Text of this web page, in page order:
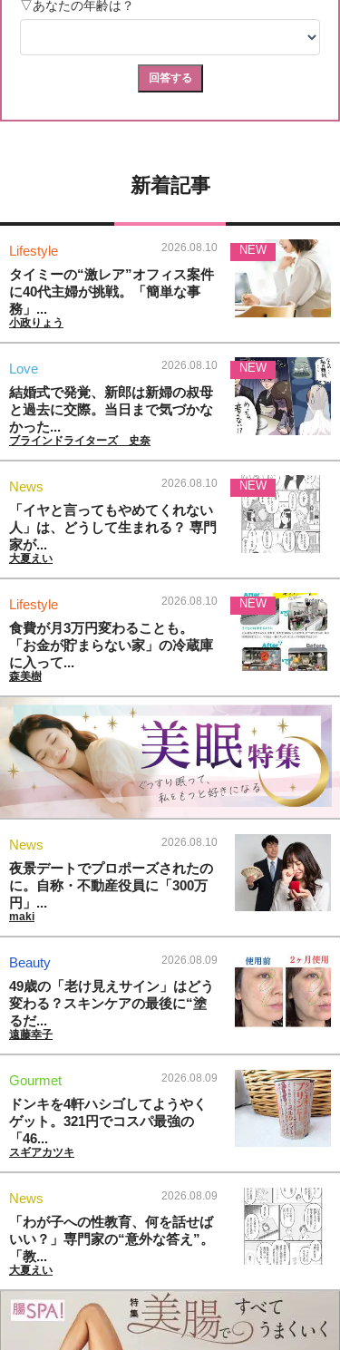
新着記事
Lifestyle 2026.08.10
タイミーの“激レア”オフィス案件
に40代主婦が挑戦。「簡単な事
務」...
小政りょう
NEW
Love 2026.08.10
結婚式で発覚、新郎は新婦の叔母
と過去に交際。当日まで気づかな
かった...
ブラインドライターズ 史奈
NEW
News 2026.08.10
「イヤと言ってもやめてくれない
人」は、どうして生まれる？ 専門
家が...
大夏えい
NEW
Lifestyle 2026.08.10
食費が月3万円変わることも。
「お金が貯まらない家」の冷蔵庫
に入って...
森美樹
NEW
News 2026.08.10
夜景デートでプロポーズされたの
に。自称・不動産役員に「300万
円」...
maki
Beauty 2026.08.09
49歳の「老け見えサイン」はどう
変わる？スキンケアの最後に“塗
るだ...
遠藤幸子
Gourmet 2026.08.09
ドンキを4軒ハシゴしてようやく
ゲット。321円でコスパ最強の
「46...
スギアカツキ
News 2026.08.09
「わが子への性教育、何を話せば
いい？」専門家の“意外な答え”。
「教...
大夏えい